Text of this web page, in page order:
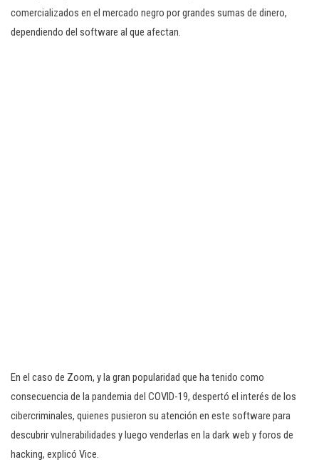
comercializados en el mercado negro por grandes sumas de dinero,
dependiendo del software al que afectan.
En el caso de Zoom, y la gran popularidad que ha tenido como
consecuencia de la pandemia del COVID-19, despertó el interés de los
cibercriminales, quienes pusieron su atención en este software para
descubrir vulnerabilidades y luego venderlas en la dark web y foros de
hacking, explicó Vice.